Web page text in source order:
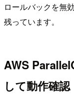
ロールバックを無
残っています。
AWS
して動作確認